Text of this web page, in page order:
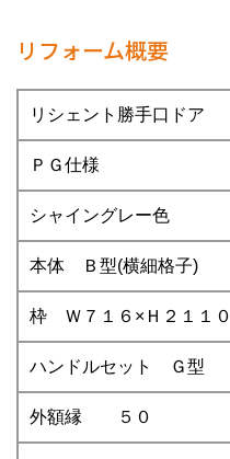
リフォーム概要
リシェント勝手口ドア
ＰＧ仕様
シャイングレー色
本体 Ｂ型(横細格子)
枠 Ｗ７１６×Ｈ２１１０
ハンドルセット Ｇ型
外額縁 ５０